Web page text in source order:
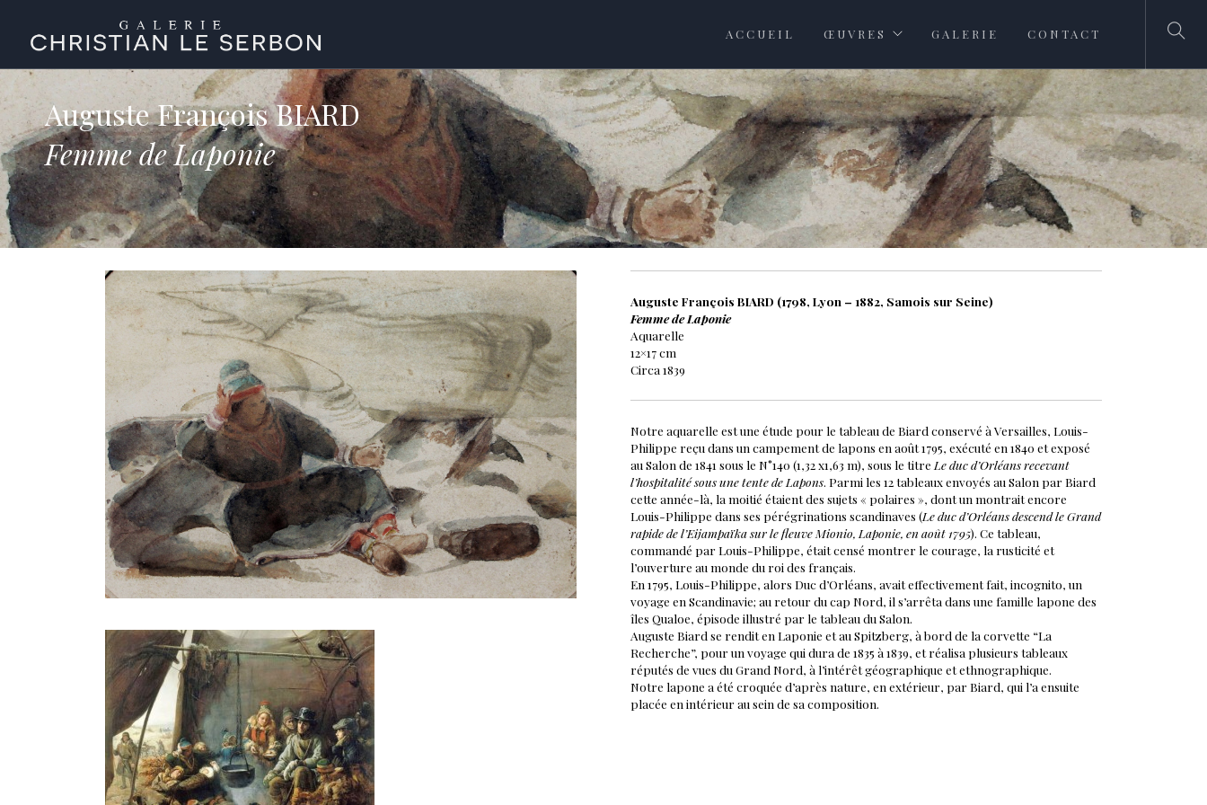
ACCUEIL ŒUVRES GALERIE CONTACT
Auguste François BIARD
Femme de Laponie
Auguste François BIARD (1798, Lyon – 1882, Samois sur Seine)
Femme de Laponie
Aquarelle
12×17 cm
Circa 1839
Notre aquarelle est une étude pour le tableau de Biard conservé à Versailles, Louis-
Philippe reçu dans un campement de lapons en août 1795, exécuté en 1840 et exposé
au Salon de 1841 sous le N°140 (1,32 x1,63 m), sous le titre Le duc d’Orléans recevant
l’hospitalité sous une tente de Lapons. Parmi les 12 tableaux envoyés au Salon par Biard
cette année-là, la moitié étaient des sujets « polaires », dont un montrait encore
Louis-Philippe dans ses pérégrinations scandinaves (Le duc d’Orléans descend le Grand
rapide de l’Eijampaïka sur le fleuve Mionio, Laponie, en août 1795). Ce tableau,
commandé par Louis-Philippe, était censé montrer le courage, la rusticité et
l’ouverture au monde du roi des français.
En 1795, Louis-Philippe, alors Duc d’Orléans, avait effectivement fait, incognito, un
voyage en Scandinavie; au retour du cap Nord, il s’arrêta dans une famille lapone des
îles Qualoe, épisode illustré par le tableau du Salon.
Auguste Biard se rendit en Laponie et au Spitzberg, à bord de la corvette “La
Recherche”, pour un voyage qui dura de 1835 à 1839, et réalisa plusieurs tableaux
réputés de vues du Grand Nord, à l’intérêt géographique et ethnographique.
Notre lapone a été croquée d’après nature, en extérieur, par Biard, qui l’a ensuite
placée en intérieur au sein de sa composition.